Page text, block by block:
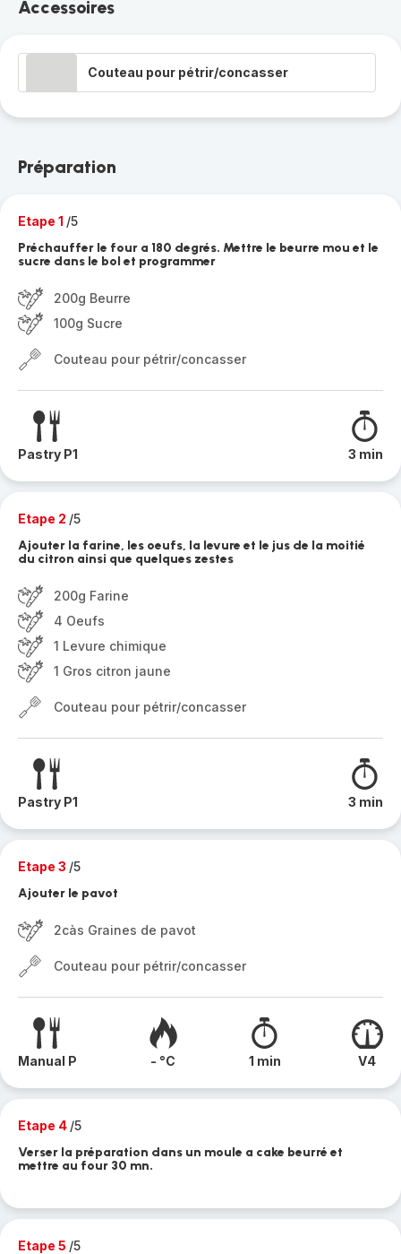
Accessoires
Couteau pour pétrir/concasser
Préparation
Etape 1 /5
Préchauffer le four a 180 degrés. Mettre le beurre mou et le
sucre dans le bol et programmer
200g Beurre
100g Sucre
Couteau pour pétrir/concasser
Pastry P1 3 min
Etape 2 /5
Ajouter la farine, les oeufs, la levure et le jus de la moitié
du citron ainsi que quelques zestes
200g Farine
4 Oeufs
1 Levure chimique
1 Gros citron jaune
Couteau pour pétrir/concasser
Pastry P1 3 min
Etape 3 /5
Ajouter le pavot
2càs Graines de pavot
Couteau pour pétrir/concasser
Manual P - °C 1 min V4
Etape 4 /5
Verser la préparation dans un moule a cake beurré et
mettre au four 30 mn.
Etape 5 /5